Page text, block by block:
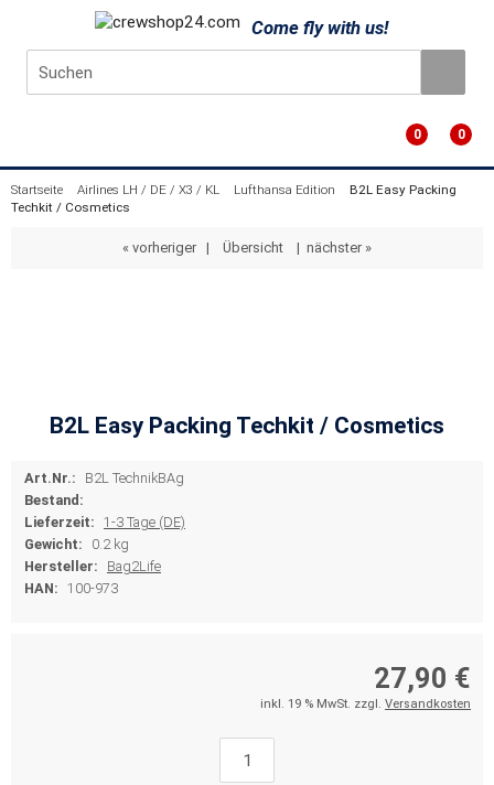
Come fly with us!
0
0
Startseite Airlines LH / DE / X3 / KL Lufthansa Edition
B2L Easy Packing
Techkit / Cosmetics
« vorheriger | Übersicht | nächster »
B2L Easy Packing Techkit / Cosmetics
Art.Nr.:
B2L TechnikBAg
Bestand:
Lieferzeit: 1-3 Tage (DE)
Gewicht:
0.2 kg
Hersteller:
Bag2Life
HAN: 100-973
27,90 €
inkl. 19 % MwSt. zzgl. Versandkosten